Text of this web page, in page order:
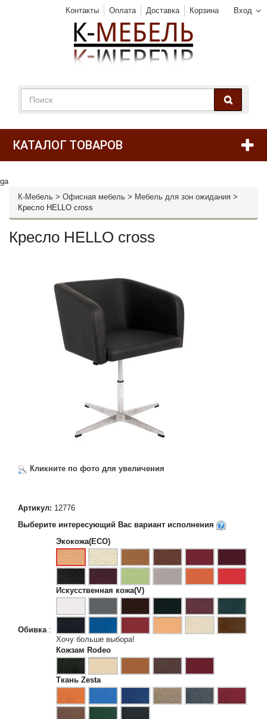
Вход
Контакты Оплата Доставка Корзина
КАТАЛОГ ТОВАРОВ
ga
К-Мебель > Офисная мебель > Мебель для зон ожидания >
Кресло HELLO cross
Кресло HELLO cross
Кликните по фото для увеличения
Артикул: 12776
Выберите интересующий Вас вариант исполнения
Обивка:
Экокожа(ECO)
Искусственная кожа(V)
Хочу больше выбора!
Кожзам Rodeo
Ткань Zesta